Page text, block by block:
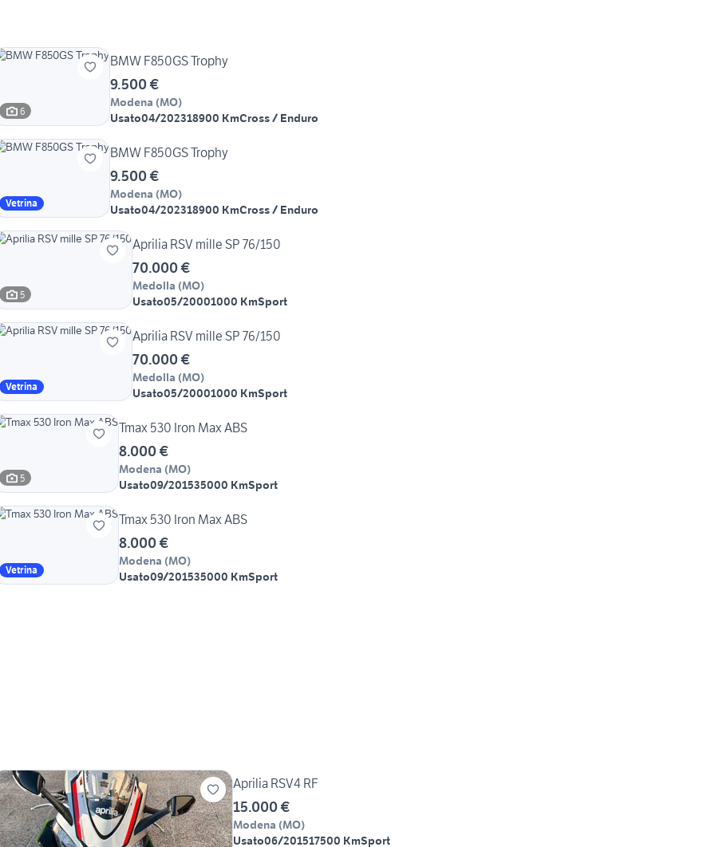
6
BMW F850GS Trophy
9.500 €
Modena (MO)
Usato04/202318900 KmCross / Enduro
Vetrina
BMW F850GS Trophy
9.500 €
Modena (MO)
Usato04/202318900 KmCross / Enduro
5
Aprilia RSV mille SP 76/150
70.000 €
Medolla (MO)
Usato05/20001000 KmSport
Vetrina
Aprilia RSV mille SP 76/150
70.000 €
Medolla (MO)
Usato05/20001000 KmSport
5
Tmax 530 Iron Max ABS
8.000 €
Modena (MO)
Usato09/201535000 KmSport
Vetrina
Tmax 530 Iron Max ABS
8.000 €
Modena (MO)
Usato09/201535000 KmSport
Aprilia RSV4 RF
15.000 €
Modena (MO)
Usato06/201517500 KmSport